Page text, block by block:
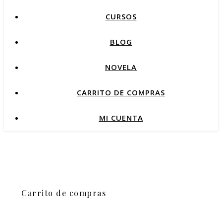
CURSOS
BLOG
NOVELA
CARRITO DE COMPRAS
MI CUENTA
Carrito de compras